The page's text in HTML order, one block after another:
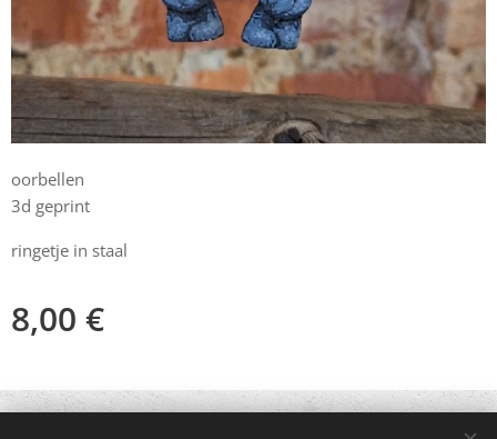
oorbellen
3d geprint
ringetje in staal
8,00 €